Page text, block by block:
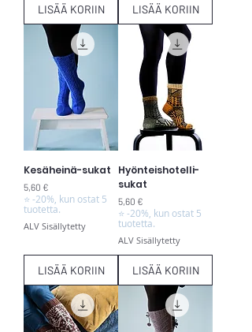
LISÄÄ KORIIN LISÄÄ KORIIN
Kesäheinä-sukat
Hinta
5,60 €
⭐ -20%, kun ostat 5
tuotetta.
ALV Sisällytetty
LISÄÄ KORIIN
Hyönteishotelli-
sukat
Hinta
5,60 €
⭐ -20%, kun ostat 5
tuotetta.
ALV Sisällytetty
LISÄÄ KORIIN